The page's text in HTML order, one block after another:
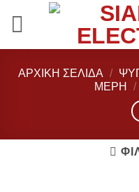
ΑΡΧΙΚΉ ΣΕΛΊΔΑ /
ΜΕΡΗ
/